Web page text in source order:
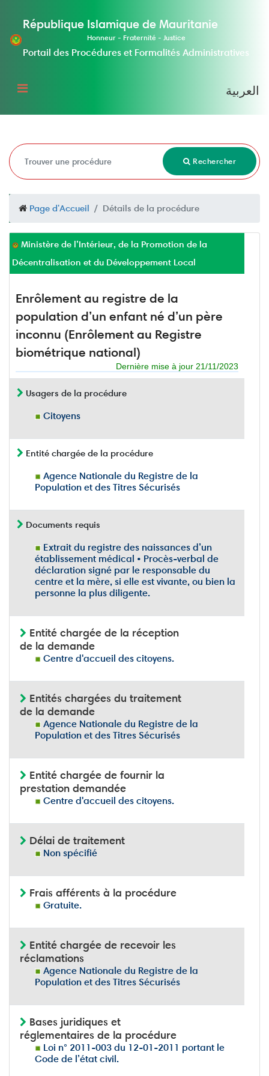
République Islamique de Mauritanie
Honneur - Fraternité - Justice
Portail des Procédures et Formalités Administratives
العربية
Rechercher
Page d'Accueil Détails de la procédure
Ministère de l’Intérieur, de la Promotion de la
Décentralisation et du Développement Local
Enrôlement au registre de la
population d’un enfant né d’un père
inconnu (Enrôlement au Registre
biométrique national)
Dernière mise à jour 21/11/2023
Usagers de la procédure
Citoyens
Entité chargée de la procédure
Agence Nationale du Registre de la
Population et des Titres Sécurisés
Documents requis
Extrait du registre des naissances d’un
établissement médical • Procès-verbal de
déclaration signé par le responsable du
centre et la mère, si elle est vivante, ou bien la
personne la plus diligente.
Entité chargée de la réception
de la demande
Centre d'accueil des citoyens.
Entités chargées du traitement
de la demande
Agence Nationale du Registre de la
Population et des Titres Sécurisés
Entité chargée de fournir la
prestation demandée
Centre d'accueil des citoyens.
Délai de traitement
Non spécifié
Frais afférents à la procédure
Gratuite.
Entité chargée de recevoir les
réclamations
Agence Nationale du Registre de la
Population et des Titres Sécurisés
Bases juridiques et
réglementaires de la procédure
Loi n° 2011-003 du 12-01-2011 portant le
Code de l’état civil.